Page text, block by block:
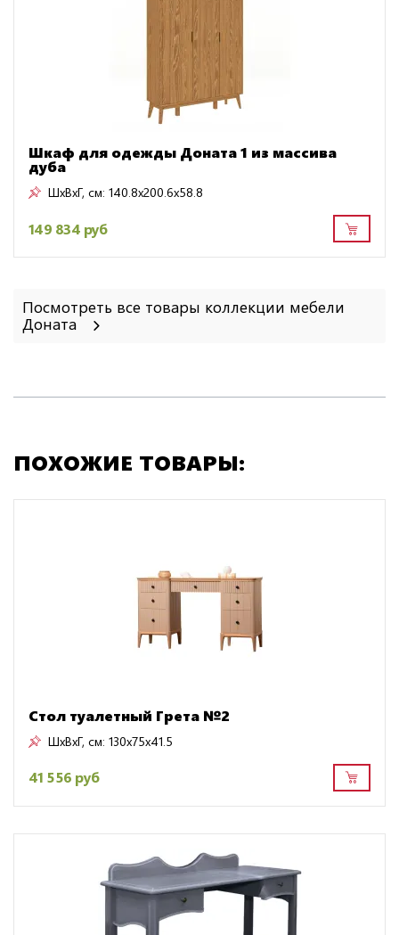
Шкаф для одежды Доната 1 из массива
дуба
ШxВxГ, см: 140.8x200.6x58.8
149 834 руб
Посмотреть все товары коллекции мебели
Доната
ПОХОЖИЕ ТОВАРЫ:
Стол туалетный Грета №2
ШxВxГ, см: 130x75x41.5
41 556 руб